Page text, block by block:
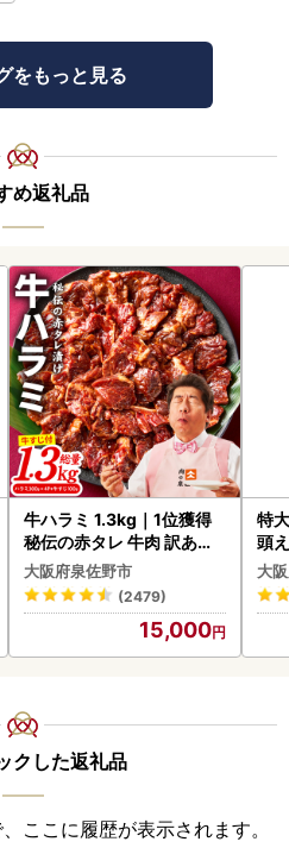
をもっと見る
め返礼品
牛ハラミ 1.3kg｜1位獲得
秘伝の赤タレ 牛肉 訳あり
焼肉 BBQ
大阪府泉佐野市
(2479)
15,000
特
頭
大
クした返礼品
ここに履歴が表示されます。